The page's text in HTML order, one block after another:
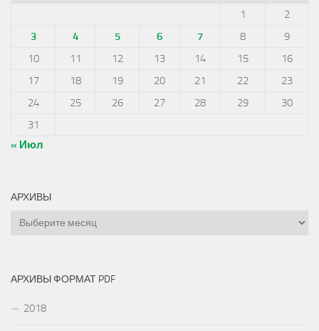
1
2
3
4 5 6 7 8
9
10
11 12 13 14 15
16
17
18 19 20 21 22
23
24
25 26 27 28 29
30
31
« Июл
АРХИВЫ
Архивы
АРХИВЫ ФОРМАТ PDF
2018